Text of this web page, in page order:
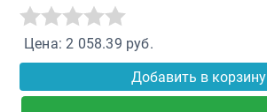
Цена: 2 058.39 руб.
Добавить в корзину